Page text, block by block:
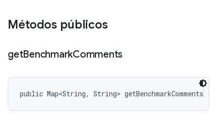
Métodos públicos
getBenchmarkComments
public Map<String, String> getBenchmarkComments ()